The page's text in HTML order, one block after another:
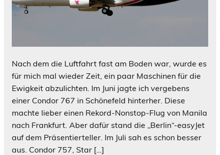
Nach dem die Luftfahrt fast am Boden war, wurde es
für mich mal wieder Zeit, ein paar Maschinen für die
Ewigkeit abzulichten. Im Juni jagte ich vergebens
einer Condor 767 in Schönefeld hinterher. Diese
machte lieber einen Rekord-Nonstop-Flug von Manila
nach Frankfurt. Aber dafür stand die „Berlin“-easyJet
auf dem Präsentierteller. Im Juli sah es schon besser
aus. Condor 757, Star […]